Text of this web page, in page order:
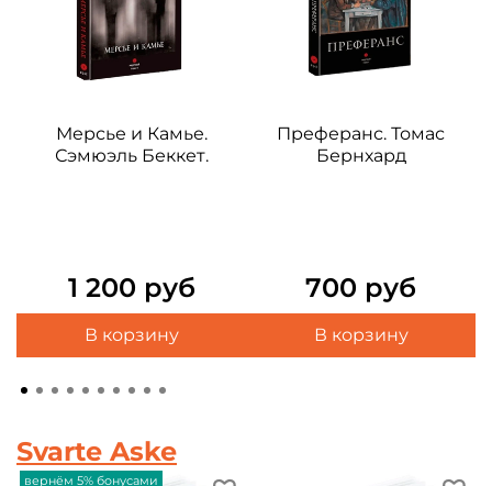
Мерсье и Камье.
Сэмюэль Беккет.
1 200 руб
В корзину
Преферанс. Томас
Бернхард
700 руб
В корзину
Svarte Aske
вернём 5% бонусами